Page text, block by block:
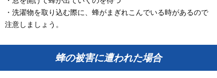
・洗濯物を取り込む際に、蜂がまぎれこんでいる時があるので
注意しましょう。
蜂の被害に遭われた場合